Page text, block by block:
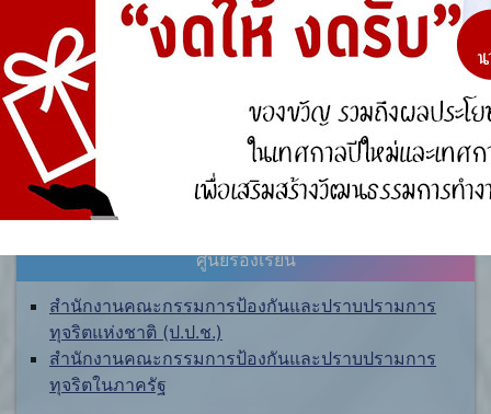
ศูนย์ร้องเรียน
สำนักงานคณะกรรมการป้องกันและปราบปรามการ
ทุจริตแห่งชาติ (ป.ป.ช.)
สำนักงานคณะกรรมการป้องกันและปราบปรามการ
ทุจริตในภาครัฐ